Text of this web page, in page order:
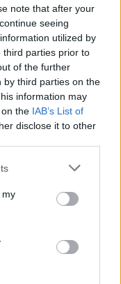
note that after your
seeing
utilized by
third parties prior to
of the further
by third parties on the
information may
the IAB’s List of
disclose it to other
my
av snö i